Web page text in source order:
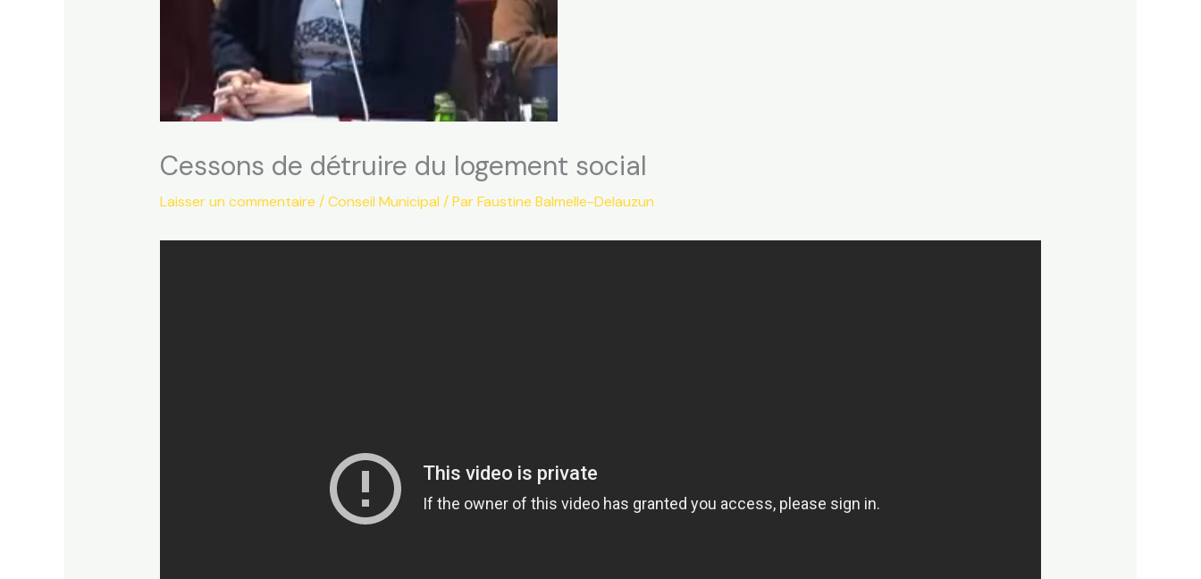
Cessons de détruire du logement social
Laisser un commentaire /Conseil Municipal / ParFaustine Balmelle-Delauzun